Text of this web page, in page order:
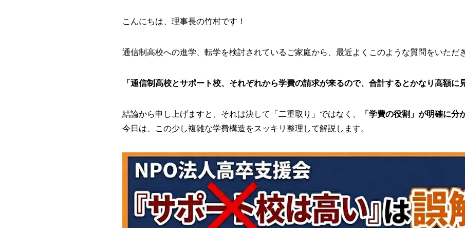
こんにちは、理事長の竹村です！
通信制高校への進学、転学を検討されているご家庭から、最近よくこのような質問をいただ
「通信制高校とサポート校、それぞれから学費の請求が来るので、合計するとかなり高額
結論から申し上げますと、それは決して「二重取り」ではなく、 「学費の役割」が明確に分
今日は、この少し複雑な学費構造をスッキリ整理して解説します。